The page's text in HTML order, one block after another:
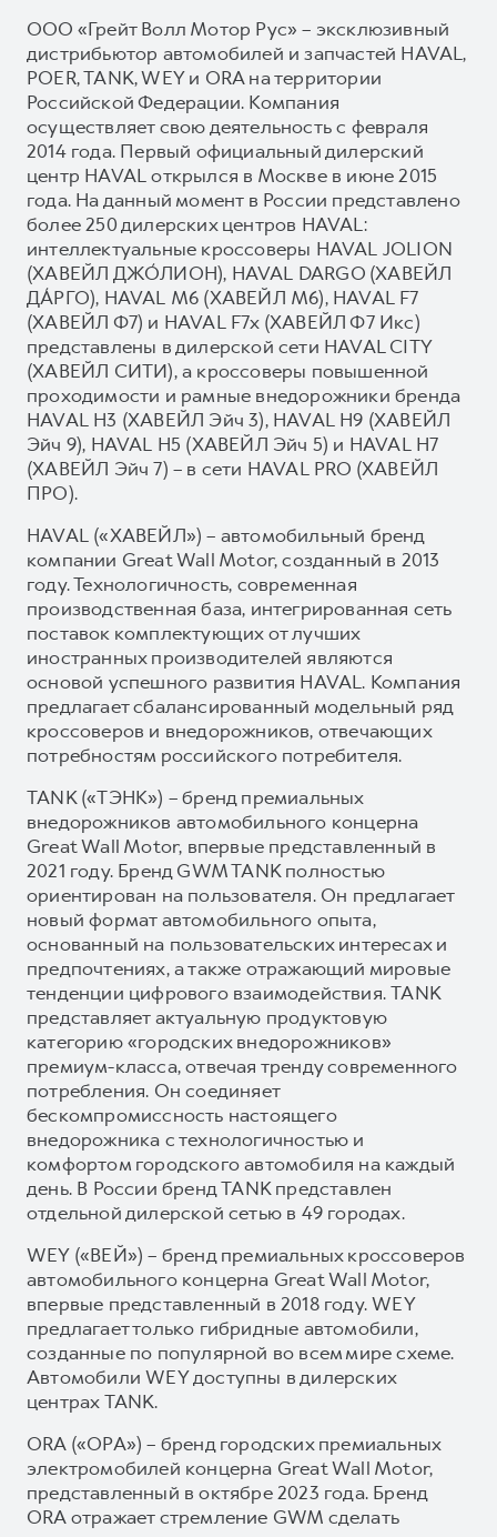
ООО «Грейт Волл Мотор Рус» – эксклюзивный
дистрибьютор автомобилей и запчастей HAVAL,
POER, TANK, WEY и ORA на территории
Российской Федерации. Компания
осуществляет свою деятельность с февраля
2014 года. Первый официальный дилерский
центр HAVAL открылся в Москве в июне 2015
года. На данный момент в России представлено
более 250 дилерских центров HAVAL:
интеллектуальные кроссоверы HAVAL JOLION
(ХАВЕЙЛ ДЖО́ЛИОН), HAVAL DARGO (ХАВЕЙЛ
ДА́РГО), HAVAL М6 (ХАВЕЙЛ M6), HAVAL F7
(ХАВЕЙЛ Ф7) и HAVAL F7x (ХАВЕЙЛ Ф7 Икс)
представлены в дилерской сети HAVAL CITY
(ХАВЕЙЛ СИТИ), а кроссоверы повышенной
проходимости и рамные внедорожники бренда
HAVAL H3 (ХАВЕЙЛ Эйч 3), HAVAL H9 (ХАВЕЙЛ
Эйч 9), HAVAL H5 (ХАВЕЙЛ Эйч 5) и HAVAL H7
(ХАВЕЙЛ Эйч 7) – в сети HAVAL PRO (ХАВЕЙЛ
ПРО).
HAVAL («ХАВЕЙЛ») – автомобильный бренд
компании Great Wall Motor, созданный в 2013
году. Технологичность, современная
производственная база, интегрированная сеть
поставок комплектующих от лучших
иностранных производителей являются
основой успешного развития HAVAL. Компания
предлагает сбалансированный модельный ряд
кроссоверов и внедорожников, отвечающих
потребностям российского потребителя.
TANK («ТЭНК») – бренд премиальных
внедорожников автомобильного концерна
Great Wall Motor, впервые представленный в
2021 году. Бренд GWM TANK полностью
ориентирован на пользователя. Он предлагает
новый формат автомобильного опыта,
основанный на пользовательских интересах и
предпочтениях, а также отражающий мировые
тенденции цифрового взаимодействия. TANK
представляет актуальную продуктовую
категорию «городских внедорожников»
премиум-класса, отвечая тренду современного
потребления. Он соединяет
бескомпромиссность настоящего
внедорожника с технологичностью и
комфортом городского автомобиля на каждый
день. В России бренд TANK представлен
отдельной дилерской сетью в 49 городах.
WEY («ВЕЙ») – бренд премиальных кроссоверов
автомобильного концерна Great Wall Motor,
впервые представленный в 2018 году. WEY
предлагает только гибридные автомобили,
созданные по популярной во всем мире схеме.
Автомобили WEY доступны в дилерских
центрах TANK.
ORA («ОРА») – бренд городских премиальных
электромобилей концерна Great Wall Motor,
представленный в октябре 2023 года. Бренд
ORA отражает стремление GWM сделать